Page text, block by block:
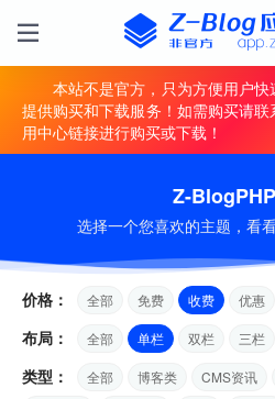
本站不是官方，只为方便用户
提供购买和下载服务！如需购买请
用中心链接进行购买或下载！
Z-
选择一个您喜欢的主题，看
价格： 全部 免费 收费 优惠
布局： 全部 单栏 双栏 三栏
类型： 全部 博客类 CMS资讯